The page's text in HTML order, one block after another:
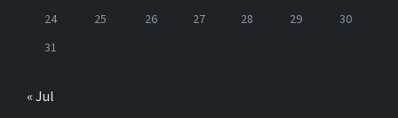
24
25 26 27 28 29
30
31
« Jul